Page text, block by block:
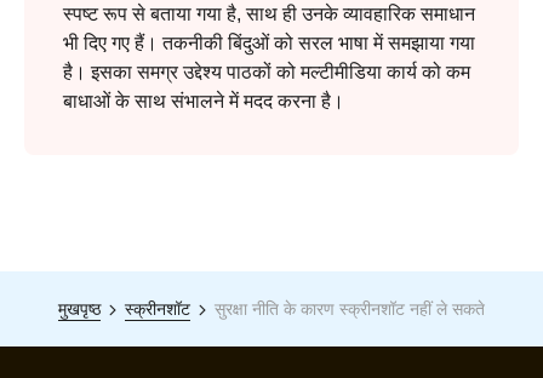
स्पष्ट रूप से बताया गया है, साथ ही उनके व्यावहारिक समाधान
भी दिए गए हैं। तकनीकी बिंदुओं को सरल भाषा में समझाया गया
है। इसका समग्र उद्देश्य पाठकों को मल्टीमीडिया कार्य को कम
बाधाओं के साथ संभालने में मदद करना है।
मुखपृष्ठ स्क्रीनशॉट सुरक्षा नीति के कारण स्क्रीनशॉट नहीं ले सकते